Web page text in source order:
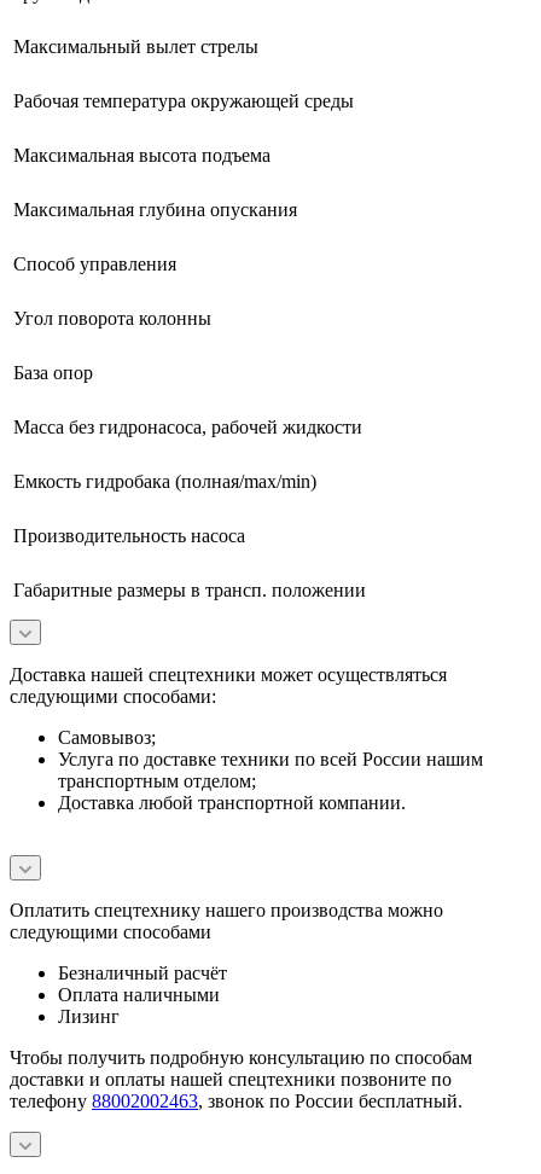
Максимальный вылет стрелы
Рабочая температура окружающей среды
Максимальная высота подъема
Максимальная глубина опускания
Способ управления
Угол поворота колонны
База опор
Масса без гидронасоса, рабочей жидкости
Емкость гидробака (полная/max/min)
Производительность насоса
Габаритные размеры в трансп. положении
Доставка нашей спецтехники может осуществляться
следующими способами:
Самовывоз;
Услуга по доставке техники по всей России нашим
транспортным отделом;
Доставка любой транспортной компании.
Оплатить спецтехнику нашего производства можно
следующими способами
Безналичный расчёт
Оплата наличными
Лизинг
Чтобы получить подробную консультацию по способам
доставки и оплаты нашей спецтехники позвоните по
телефону 88002002463, звонок по России бесплатный.